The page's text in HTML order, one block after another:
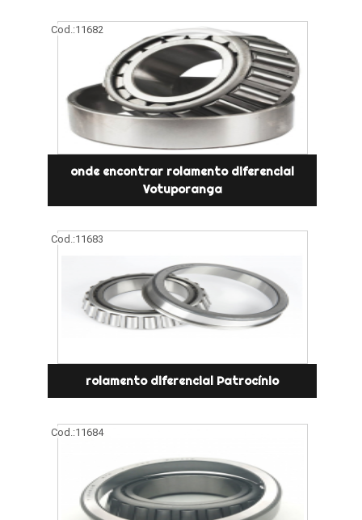
Cod.:11682
onde encontrar rolamento diferencial
Votuporanga
Cod.:11683
rolamento diferencial Patrocínio
Cod.:11684